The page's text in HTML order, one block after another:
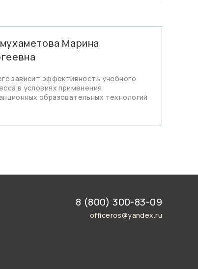
Марина
зависит эффективность учебного
в условиях применения
образовательных технологий
8 (800) 300-83-09
officeros@yandex.ru